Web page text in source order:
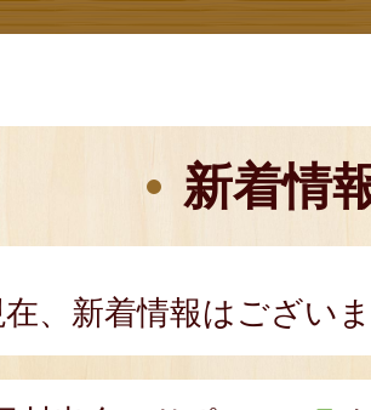
新着情
、新着情報はござい